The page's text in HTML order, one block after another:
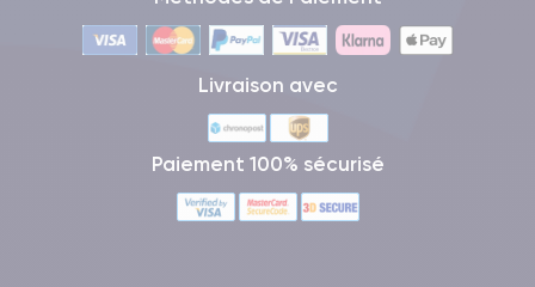
Livraison avec
Paiement 100% sécurisé